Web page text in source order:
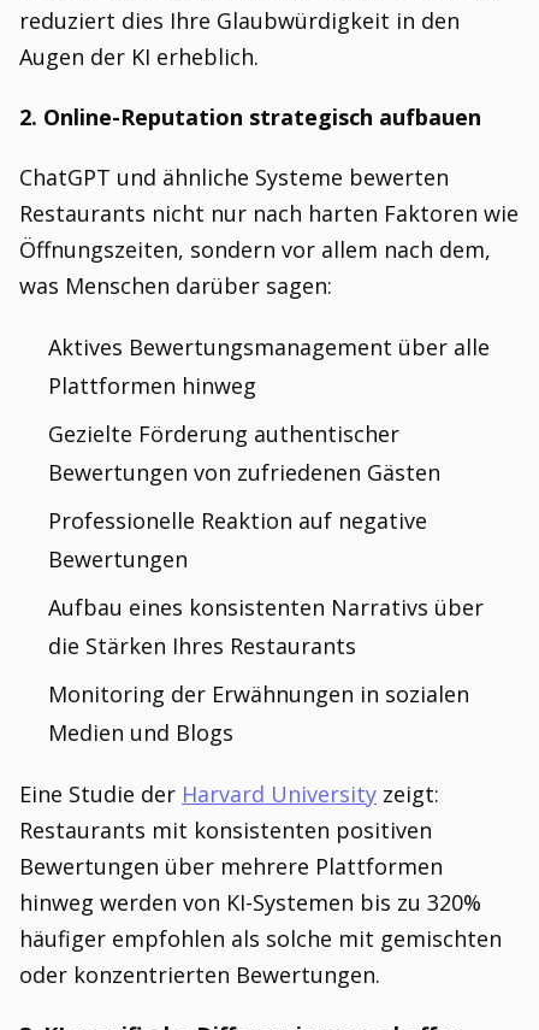
reduziert dies Ihre Glaubwürdigkeit in den
Augen der KI erheblich.
2. Online-Reputation strategisch aufbauen
ChatGPT und ähnliche Systeme bewerten
Restaurants nicht nur nach harten Faktoren wie
Öffnungszeiten, sondern vor allem nach dem,
was Menschen darüber sagen:
Aktives Bewertungsmanagement über alle
Plattformen hinweg
Gezielte Förderung authentischer
Bewertungen von zufriedenen Gästen
Professionelle Reaktion auf negative
Bewertungen
Aufbau eines konsistenten Narrativs über
die Stärken Ihres Restaurants
Monitoring der Erwähnungen in sozialen
Medien und Blogs
Eine Studie der Harvard University zeigt:
Restaurants mit konsistenten positiven
Bewertungen über mehrere Plattformen
hinweg werden von KI-Systemen bis zu 320%
häufiger empfohlen als solche mit gemischten
oder konzentrierten Bewertungen.